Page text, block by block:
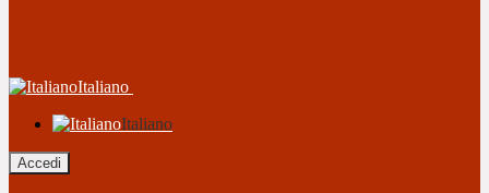
Italiano
Italiano
Accedi